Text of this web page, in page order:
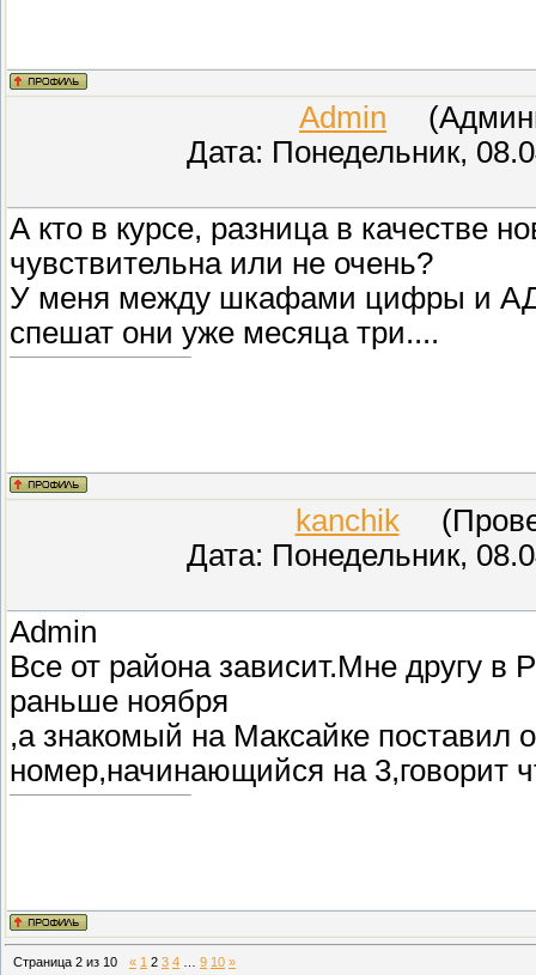
Admin
Дата: Понедельник,
А кто в курсе, разница в качестве
чувствительна или не очень?
У меня между шкафами цифры и
спешат они уже месяца три....
kanchik
Дата: Понедельник,
Admin
Все от района зависит.Мне другу в
раньше ноября
,а знакомый на Максайке поставил
номер,начинающийся на 3,говорит
Страница 2 из 10 « 1 2 3 4 9 10 »